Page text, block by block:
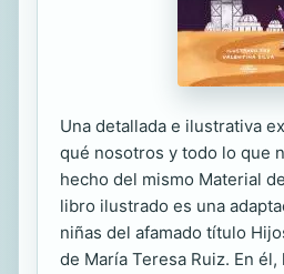
Una detallada e ilustrativa
qué nosotros y todo lo que
hecho del mismo Material
libro ilustrado es una
niñas del afamado título
de María Teresa Ruiz. En